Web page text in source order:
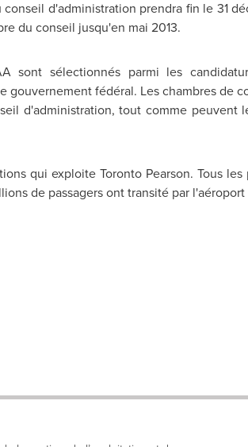
d'administration prendra fin le 31
du conseil jusqu'en mai 2013.
sont sélectionnés parmi les
gouvernement fédéral. Les chambres de
d'administration, tout comme peuvent
qui exploiteToronto Pearson. Tous
de passagers ont transité par l'aéroport